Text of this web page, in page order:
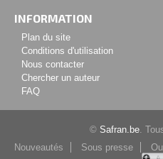
INFORMATION
Plan du site
Conditions d'utilisation
Nous contacter
Chercher un auteur
FAQ
© Safran.be.
Nouveautés
Sous presse